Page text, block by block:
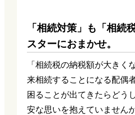
「相続対策」も「相続
スターにおまかせ。
「相続税の納税額が大きく
来相続することになる配偶
困ることが出てきたらどう
安な思いを抱えていません